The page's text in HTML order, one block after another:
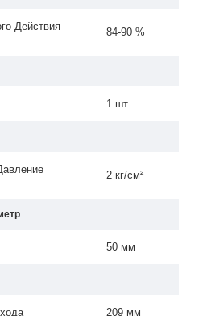
Действия
84-90 %
1 шт
2 кг/см²
50 мм
209 мм